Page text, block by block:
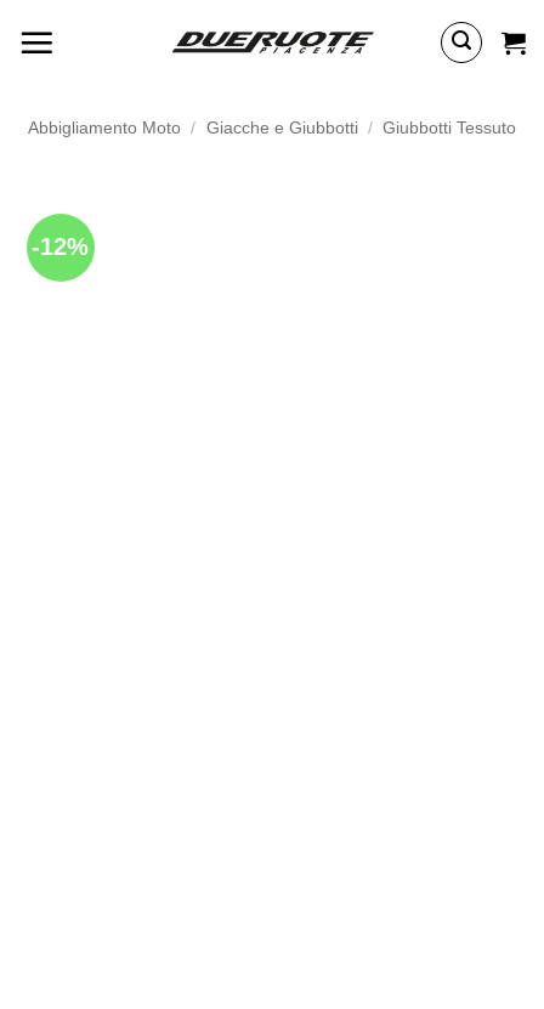
Abbigliamento Moto / Giacche e Giubbotti / Giubbotti Tessuto
-12%